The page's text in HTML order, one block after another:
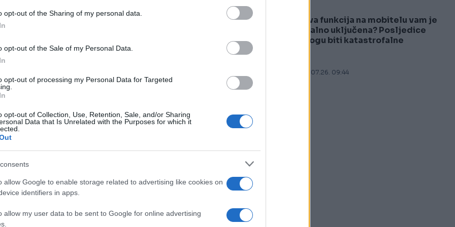
opt-out of the Sharing of my personal data.
opt-out of the Sale of my Personal Data.
opt-out of processing my Personal Data for Targeted
opt-out of Collection, Use, Retention, Sale, and/or Sharing
Data that Is Unrelated with the Purposes for which it
allow Google to enable storage related to advertising like cookies on
identifiers in apps.
allow my user data to be sent to Google for online advertising
prometni znak odobrilo je britansko
se na mjestima gdje su se često događale
na kojoj je pisalo 'accident black spot'.
ubrzo je postao popularan diljem svijeta, no
nepotrebnim uz sve ostale novije znakove
znak može pronaći još samo u Hong Kongu i
Ova funkcija na mobitelu vam je
stalno uključena? Posljedice
mogu biti katastrofalne
25.07.26. 09:44